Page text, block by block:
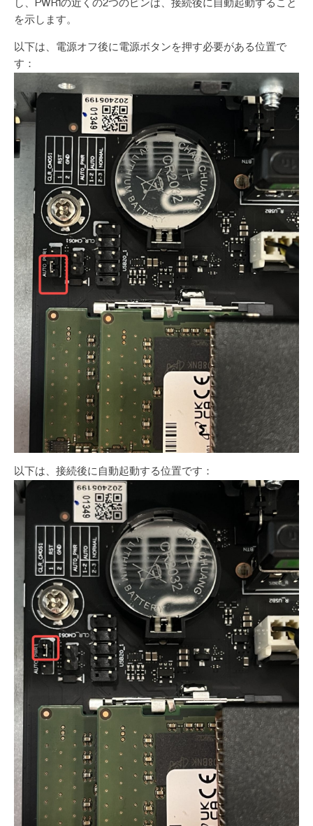
し、PWR1の近くの2つのピンは、接続後に自動起動すること
を示します。
以下は、電源オフ後に電源ボタンを押す必要がある位置で
す：
以下は、接続後に自動起動する位置です：